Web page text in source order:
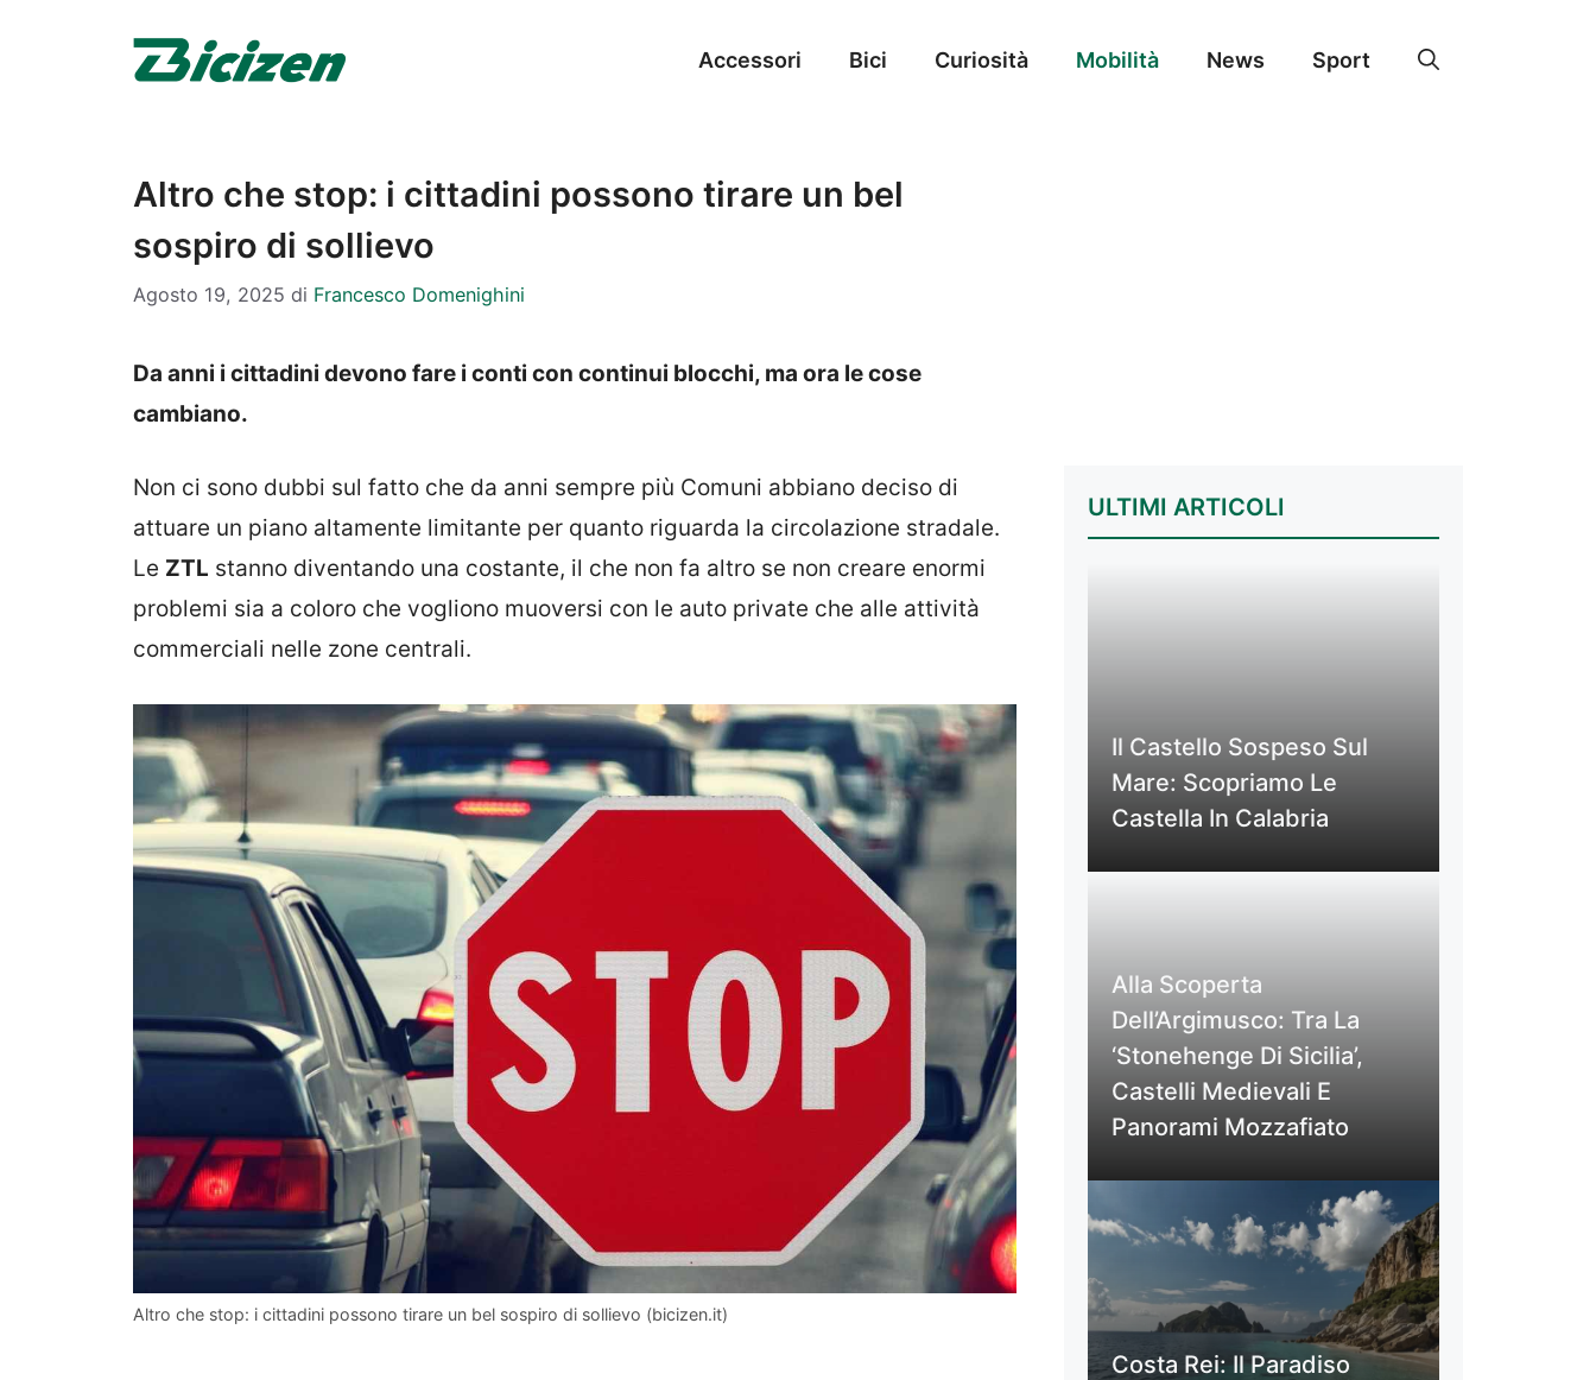
Accessori Bici Curiosità Mobilità News Sport
Altro che stop: i cittadini possono tirare un bel
sospiro di sollievo
Agosto 19, 2025 di Francesco Domenighini
Da anni i cittadini devono fare i conti con continui blocchi, ma ora le cose
cambiano.
Non ci sono dubbi sul fatto che da anni sempre più Comuni abbiano deciso di
attuare un piano altamente limitante per quanto riguarda la circolazione stradale.
Le ZTL stanno diventando una costante, il che non fa altro se non creare enormi
problemi sia a coloro che vogliono muoversi con le auto private che alle attività
commerciali nelle zone centrali.
Altro che stop: i cittadini possono tirare un bel sospiro di sollievo (bicizen.it)
ULTIMI ARTICOLI
Il Castello Sospeso Sul
Mare: Scopriamo Le
Castella In Calabria
Alla Scoperta
Dell’Argimusco: Tra La
‘Stonehenge Di Sicilia’,
Castelli Medievali E
Panorami Mozzafiato
Costa Rei: Il Paradiso